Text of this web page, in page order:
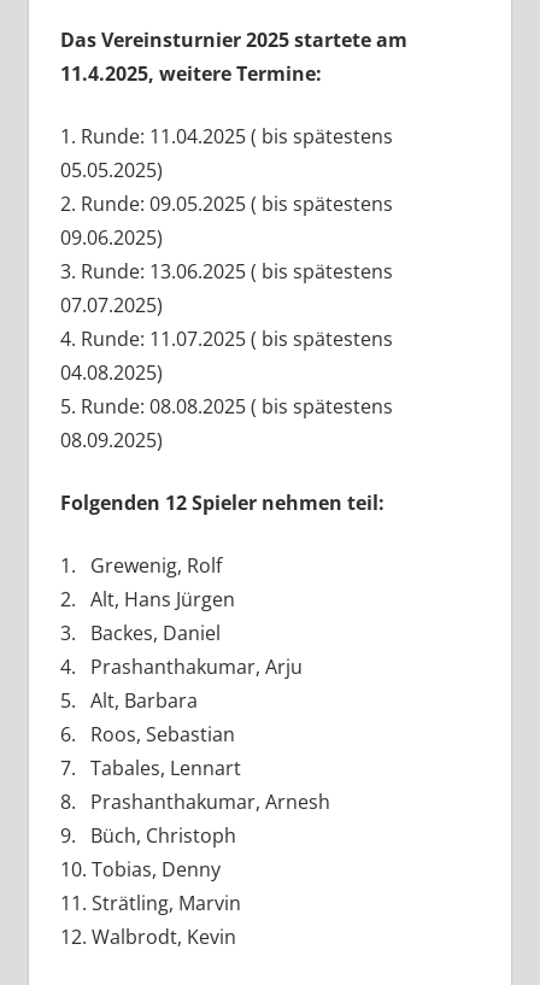
Das Vereinsturnier 2025 startete am
11.4.2025, weitere Termine:
1. Runde: 11.04.2025 ( bis spätestens
05.05.2025)
2. Runde: 09.05.2025 ( bis spätestens
09.06.2025)
3. Runde: 13.06.2025 ( bis spätestens
07.07.2025)
4. Runde: 11.07.2025 ( bis spätestens
04.08.2025)
5. Runde: 08.08.2025 ( bis spätestens
08.09.2025)
Folgenden 12 Spieler nehmen teil:
1. Grewenig, Rolf
2. Alt, Hans Jürgen
3. Backes, Daniel
4. Prashanthakumar, Arju
5. Alt, Barbara
6. Roos, Sebastian
7. Tabales, Lennart
8. Prashanthakumar, Arnesh
9. Büch, Christoph
10. Tobias, Denny
11. Strätling, Marvin
12. Walbrodt, Kevin